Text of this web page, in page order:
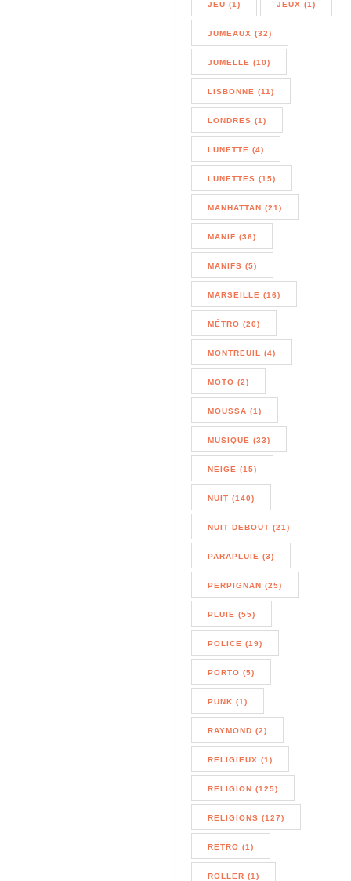
JEU (1) JEUX (1)
JUMEAUX (32)
JUMELLE (10)
LISBONNE (11)
LONDRES (1)
LUNETTE (4)
LUNETTES (15)
MANHATTAN (21)
MANIF (36)
MANIFS (5)
MARSEILLE (16)
MÉTRO (20)
MONTREUIL (4)
MOTO (2)
MOUSSA (1)
MUSIQUE (33)
NEIGE (15)
NUIT (140)
NUIT DEBOUT (21)
PARAPLUIE (3)
PERPIGNAN (25)
PLUIE (55)
POLICE (19)
PORTO (5)
PUNK (1)
RAYMOND (2)
RELIGIEUX (1)
RELIGION (125)
RELIGIONS (127)
RETRO (1)
ROLLER (1)